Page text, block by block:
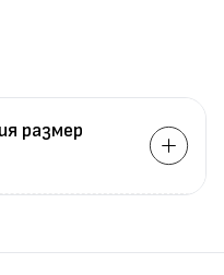
размер